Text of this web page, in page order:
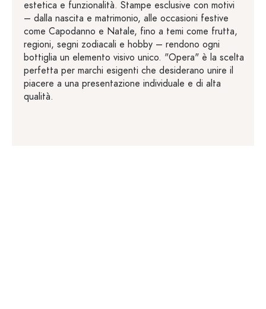
estetica e funzionalità. Stampe esclusive con motivi
– dalla nascita e matrimonio, alle occasioni festive
come Capodanno e Natale, fino a temi come frutta,
regioni, segni zodiacali e hobby – rendono ogni
bottiglia un elemento visivo unico. "Opera" è la scelta
perfetta per marchi esigenti che desiderano unire il
piacere a una presentazione individuale e di alta
qualità.